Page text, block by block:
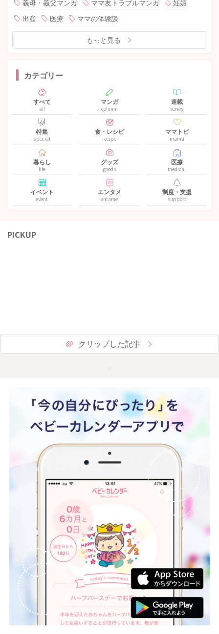
義母・義父マンガ ママ友トラブルマンガ
妊娠
出産
医療 ママの体験談
もっと見る
カテゴリー
すべて
all
マンガ
column
連載
series
特集
special
食・レシピ
recipe
ママトピ
mama
暮らし
life
グッズ
goods
医療
medical
イベント
event
エンタメ
entame
制度・支援
support
PICKUP
クリップした記事